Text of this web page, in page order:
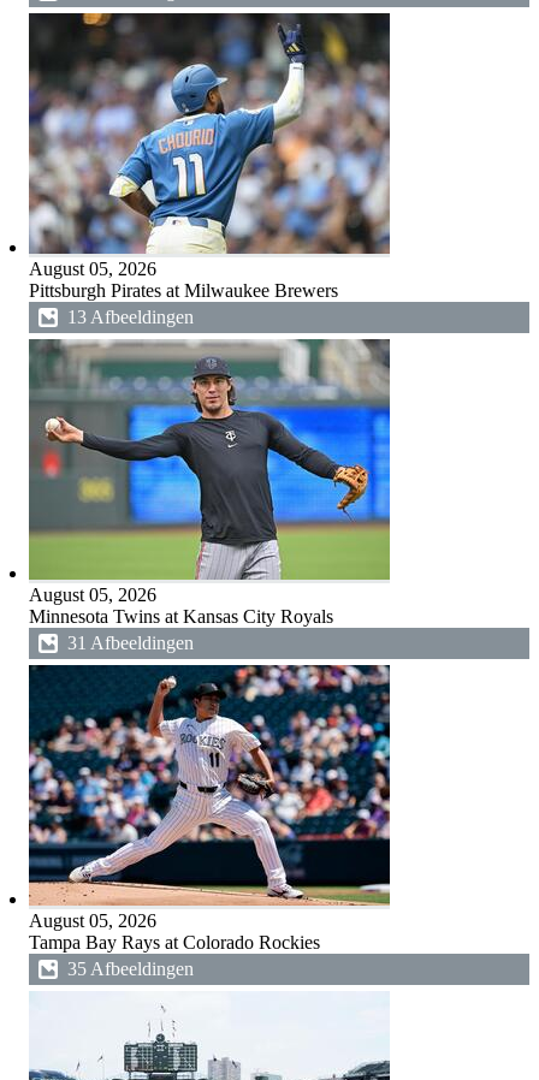
August 05, 2026
Pittsburgh Pirates at Milwaukee Brewers
13 Afbeeldingen
August 05, 2026
Minnesota Twins at Kansas City Royals
31 Afbeeldingen
August 05, 2026
Tampa Bay Rays at Colorado Rockies
35 Afbeeldingen